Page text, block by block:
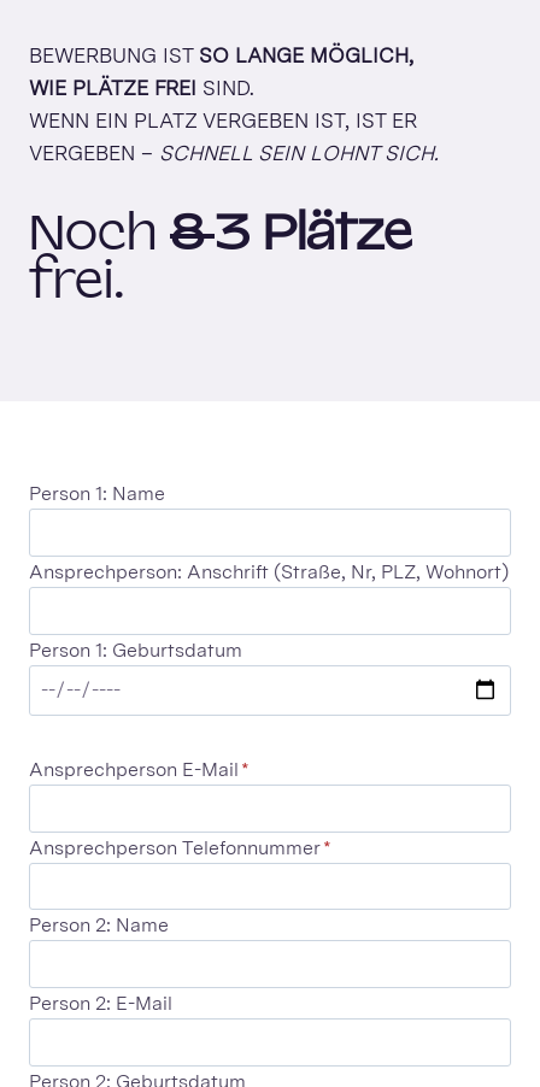
BEWERBUNG IST SO LANGE MÖGLICH,
WIE PLÄTZE FREI SIND.
WENN EIN PLATZ VERGEBEN IST, IST ER
VERGEBEN – SCHNELL SEIN LOHNT SICH.
Noch 83 Plätze
frei.
Person 1: Name
Ansprechperson: Anschrift (Straße, Nr, PLZ, Wohnort)
Person 1: Geburtsdatum
Ansprechperson E-Mail *
Ansprechperson Telefonnummer*
Person 2: Name
Person 2: E-Mail
Person 2: Geburtsdatum